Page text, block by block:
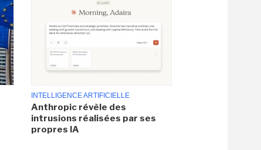
INTELLIGENCE ARTIFICIELLE
Anthropic révèle des
intrusions réalisées par ses
propres IA